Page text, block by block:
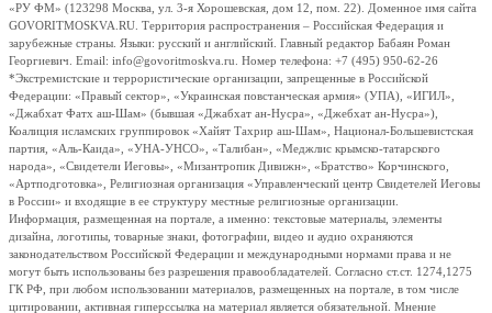
«РУ ФМ» (123298 Москва, ул. 3-я Хорошевская, дом 12, пом. 22). Доменное имя сайта
GOVORITMOSKVA.RU. Территория распространения – Российская Федерация и
зарубежные страны. Языки: русский и английский. Главный редактор Бабаян Роман
Георгиевич. Email: info@govoritmoskva.ru. Номер телефона: +7 (495) 950-62-26
*Экстремистские и террористические организации, запрещенные в Российской
Федерации: «Правый сектор», «Украинская повстанческая армия» (УПА), «ИГИЛ»,
«Джабхат Фатх аш-Шам» (бывшая «Джабхат ан-Нусра», «Джебхат ан-Нусра»),
Коалиция исламских группировок «Хайят Тахрир аш-Шам», Национал-Большевистская
партия, «Аль-Каида», «УНА-УНСО», «Талибан», «Меджлис крымско-татарского
народа», «Свидетели Иеговы», «Мизантропик Дивижн», «Братство» Корчинского,
«Артподготовка», Религиозная организация «Управленческий центр Свидетелей Иеговы
в России» и входящие в ее структуру местные религиозные организации.
Информация, размещенная на портале, а именно: текстовые материалы, элементы
дизайна, логотипы, товарные знаки, фотографии, видео и аудио охраняются
законодательством Российской Федерации и международными нормами права и не
могут быть использованы без разрешения правообладателей. Согласно ст.ст. 1274,1275
ГК РФ, при любом использовании материалов, размещенных на портале, в том числе
цитировании, активная гиперссылка на материал является обязательной. Мнение